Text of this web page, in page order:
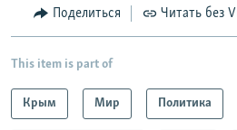
Поделиться Читать без
This item is part of
Крым Мир Политика